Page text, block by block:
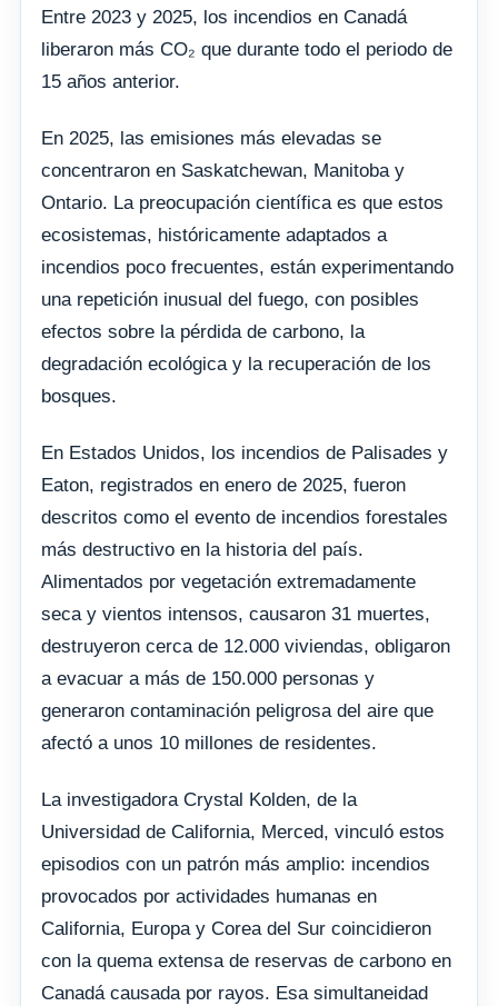
Entre 2023 y 2025, los incendios en Canadá
liberaron más CO₂ que durante todo el periodo de
15 años anterior.
En 2025, las emisiones más elevadas se
concentraron en Saskatchewan, Manitoba y
Ontario. La preocupación científica es que estos
ecosistemas, históricamente adaptados a
incendios poco frecuentes, están experimentando
una repetición inusual del fuego, con posibles
efectos sobre la pérdida de carbono, la
degradación ecológica y la recuperación de los
bosques.
En Estados Unidos, los incendios de Palisades y
Eaton, registrados en enero de 2025, fueron
descritos como el evento de incendios forestales
más destructivo en la historia del país.
Alimentados por vegetación extremadamente
seca y vientos intensos, causaron 31 muertes,
destruyeron cerca de 12.000 viviendas, obligaron
a evacuar a más de 150.000 personas y
generaron contaminación peligrosa del aire que
afectó a unos 10 millones de residentes.
La investigadora Crystal Kolden, de la
Universidad de California, Merced, vinculó estos
episodios con un patrón más amplio: incendios
provocados por actividades humanas en
California, Europa y Corea del Sur coincidieron
con la quema extensa de reservas de carbono en
Canadá causada por rayos. Esa simultaneidad